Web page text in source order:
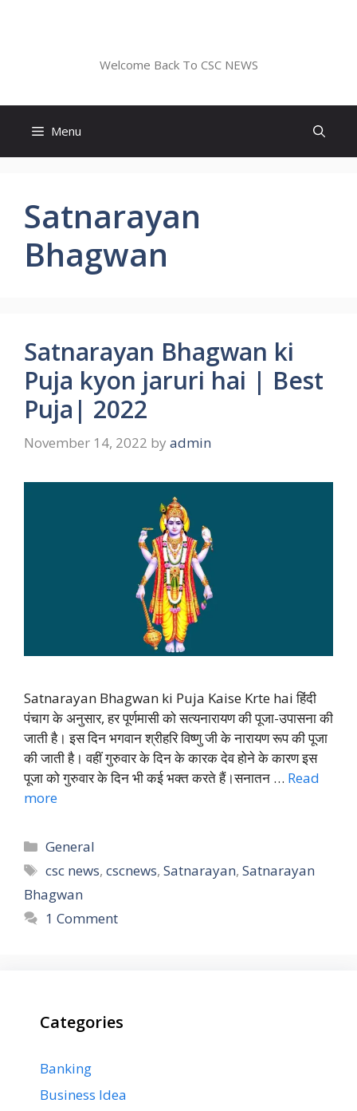
Welcome Back To CSC NEWS
Menu
Satnarayan
Bhagwan
Satnarayan Bhagwan ki
Puja kyon jaruri hai | Best
Puja| 2022
November 14, 2022 by admin
Satnarayan Bhagwan ki Puja Kaise Krte hai हिंदी
पंचाग के अनुसार, हर पूर्णमासी को सत्यनारायण की पूजा-उपासना की
जाती है। इस दिन भगवान श्रीहरि विष्णु जी के नारायण रूप की पूजा
की जाती है। वहीं गुरुवार के दिन के कारक देव होने के कारण इस
पूजा को गुरुवार के दिन भी कई भक्त करते हैं।सनातन … Read
more
Categories
General
Tags
csc news,cscnews,Satnarayan,Satnarayan
Bhagwan
1 Comment
Categories
Banking
Business Idea